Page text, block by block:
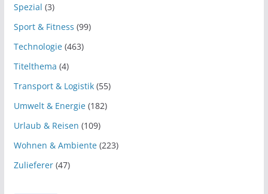
Spezial (3)
Sport & Fitness (99)
Technologie(463)
Titelthema (4)
Transport & Logistik(55)
Umwelt & Energie(182)
Urlaub & Reisen (109)
Wohnen & Ambiente(223)
Zulieferer(47)